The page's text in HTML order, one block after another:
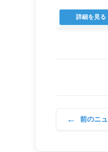
詳細を見る
← 前のニ